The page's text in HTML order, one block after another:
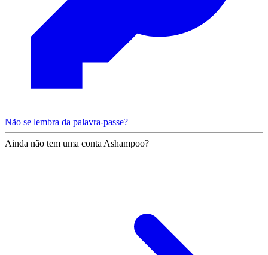
Não se lembra da palavra-passe?
Ainda não tem uma conta Ashampoo?